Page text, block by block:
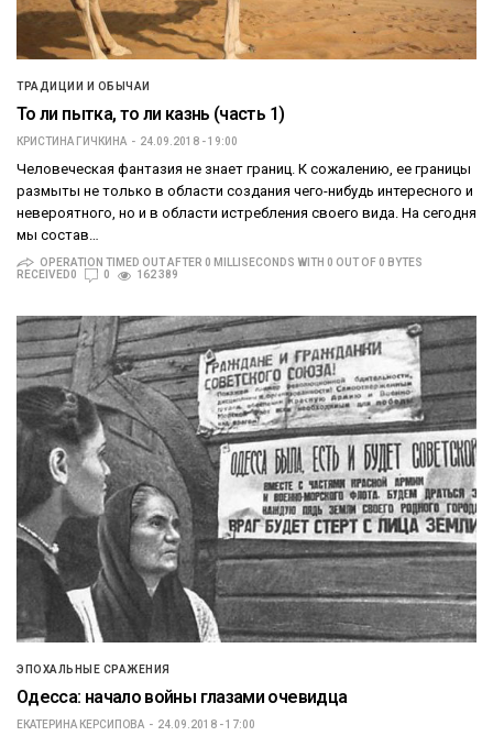
ТРАДИЦИИ И ОБЫЧАИ
То ли пытка, то ли казнь (часть 1)
КРИСТИНА ГИЧКИНА 24.09.2018 - 19:00
Человеческая фантазия не знает границ. К сожалению, ее границы
размыты не только в области создания чего-нибудь интересного и
невероятного, но и в области истребления своего вида. На сегодня
мы состав…
OPERATION TIMED OUT AFTER 0 MILLISECONDS WITH 0 OUT OF 0 BYTES
RECEIVED0
0 162 389
ЭПОХАЛЬНЫЕ СРАЖЕНИЯ
Одесса: начало войны глазами очевидца
ЕКАТЕРИНА КЕРСИПОВА 24.09.2018 - 17:00